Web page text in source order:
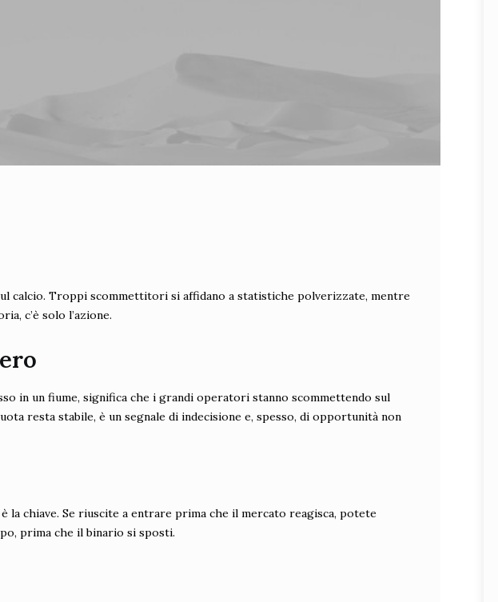
calcio. Troppi scommettitori si affidano a statistiche polverizzate, mentre
c’è solo l’azione.
in un fiume, significa che i grandi operatori stanno scommettendo sul
resta stabile, è un segnale di indecisione e, spesso, di opportunità non
chiave. Se riuscite a entrare prima che il mercato reagisca, potete
prima che il binario si sposti.